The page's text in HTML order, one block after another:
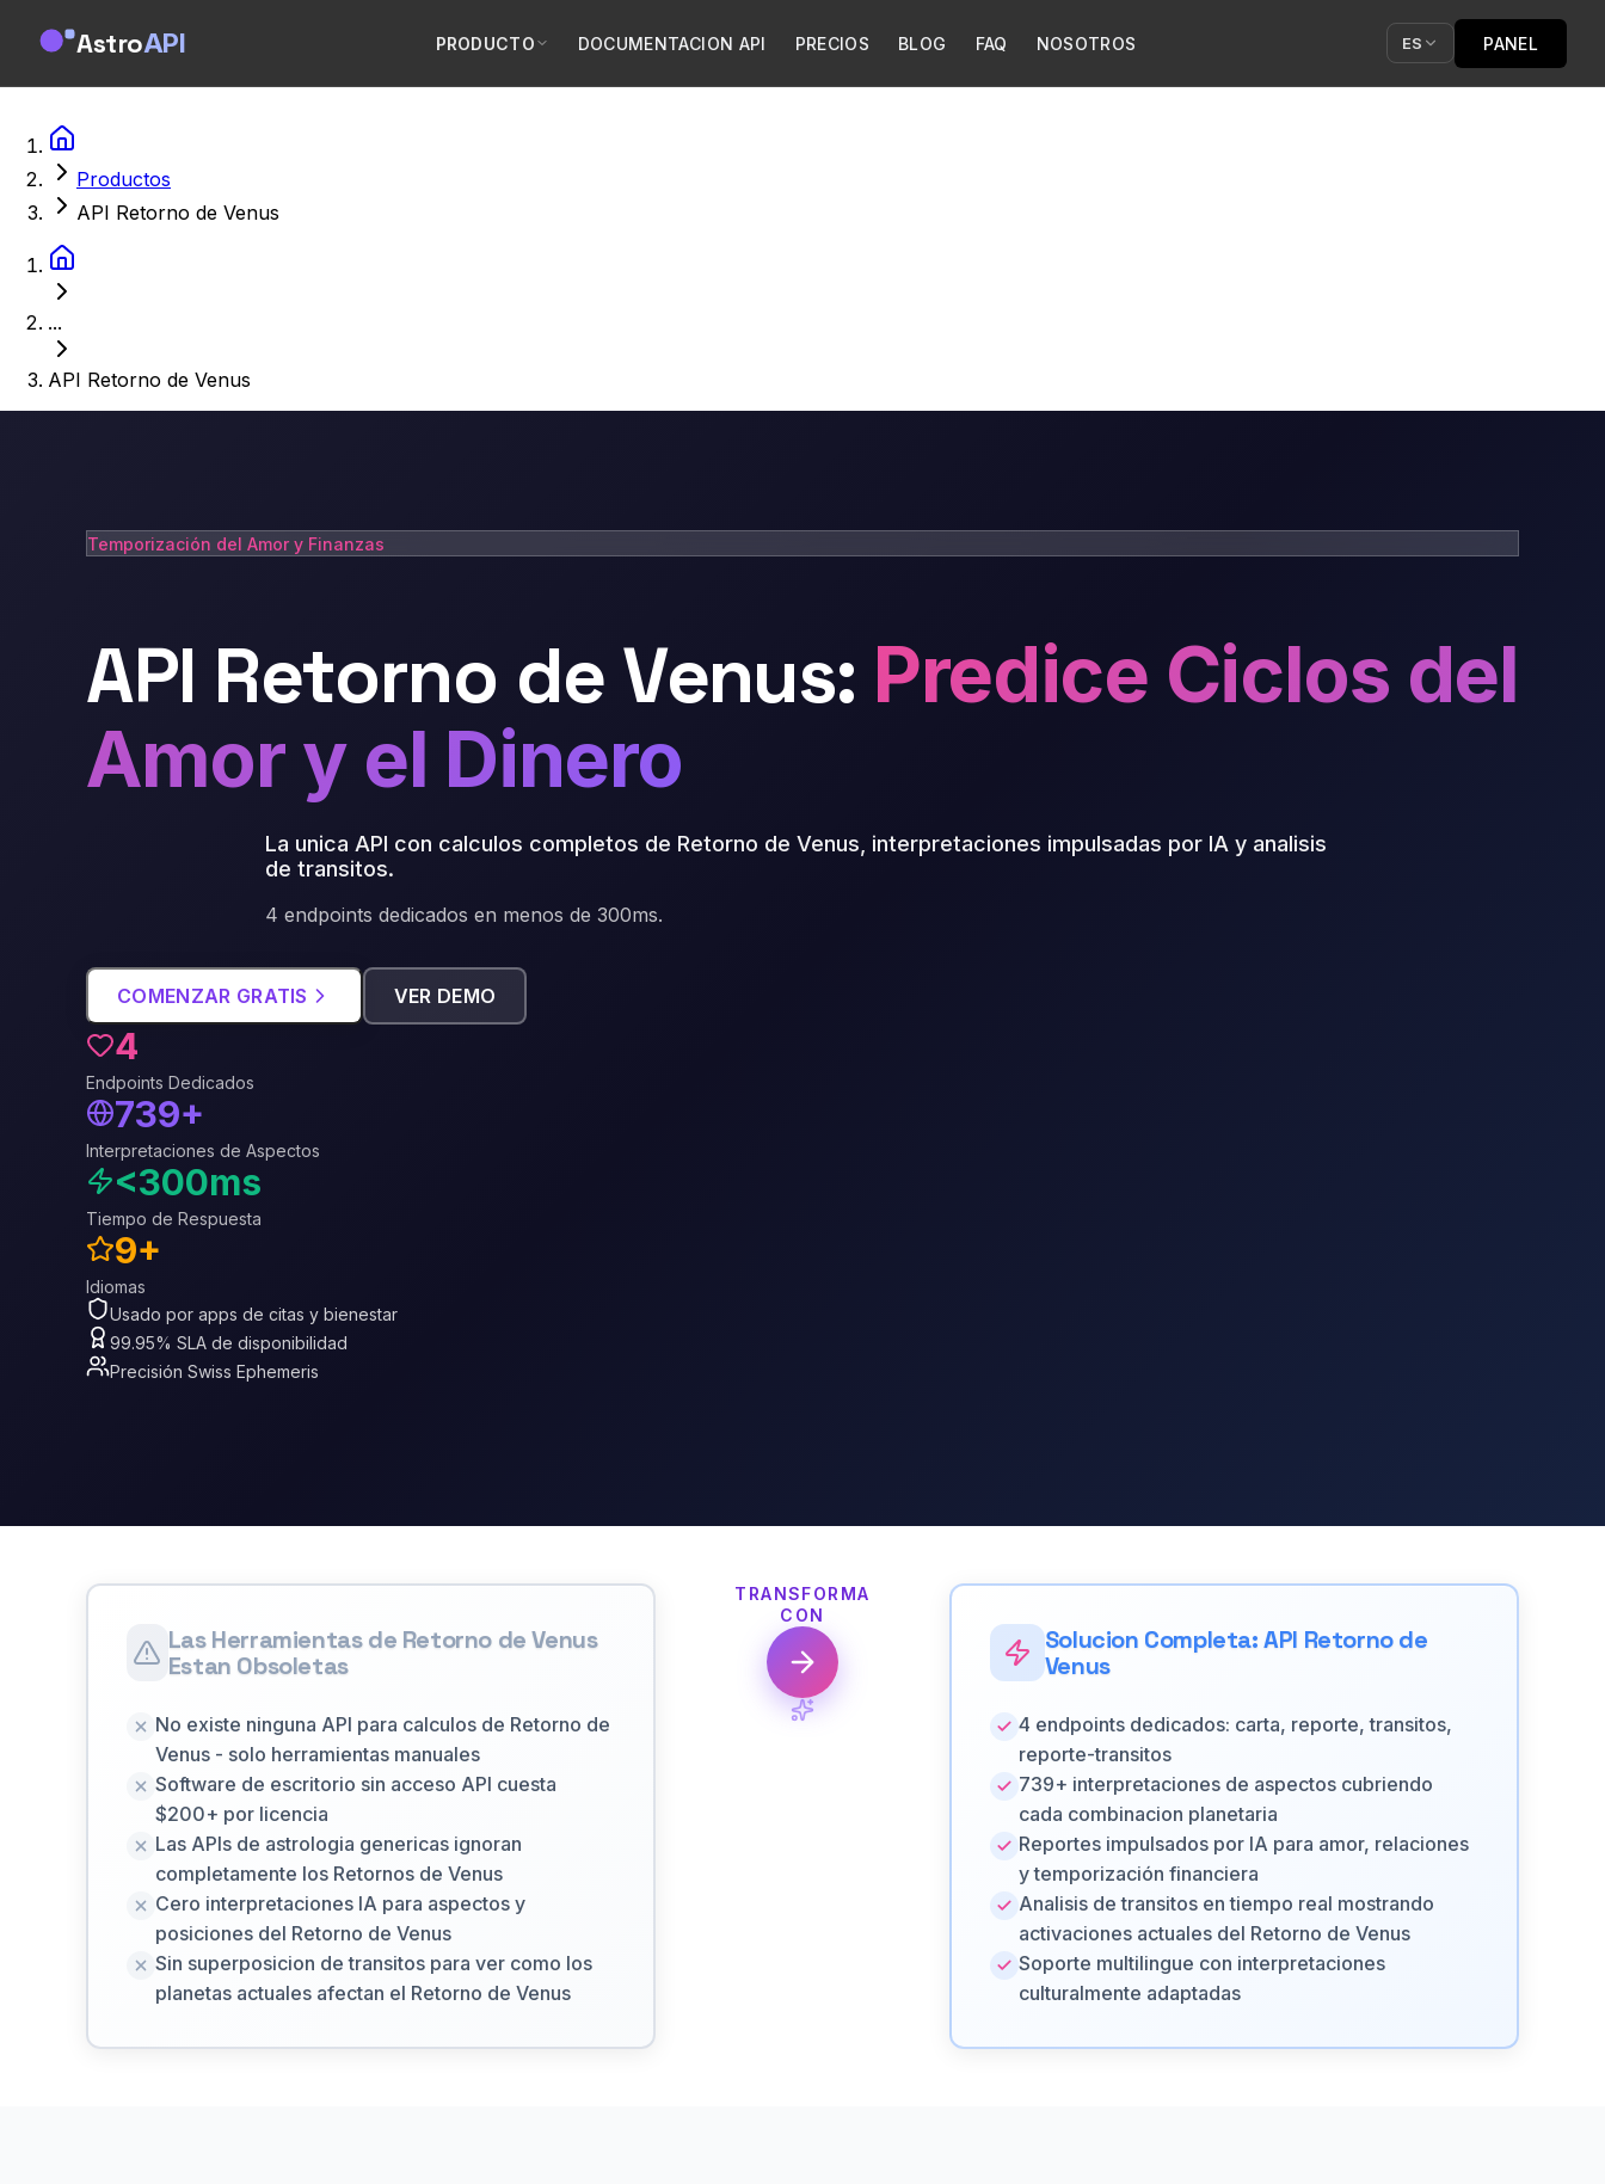
AstroAPI PRODUCTO DOCUMENTACION API PRECIOS BLOG FAQ NOSOTROS ES PANEL
Productos
API Retorno de Venus
...
API Retorno de Venus
Temporización del Amor y Finanzas
API Retorno de Venus: Predice Ciclos del
Amor y el Dinero
La unica API con calculos completos de Retorno de Venus, interpretaciones impulsadas por IA y analisis
de transitos.
4 endpoints dedicados en menos de 300ms.
COMENZAR GRATIS VER DEMO
4
Endpoints Dedicados
739+
Interpretaciones de Aspectos
<300ms
Tiempo de Respuesta
9+
Idiomas
Usado por apps de citas y bienestar
99.95% SLA de disponibilidad
Precisión Swiss Ephemeris
Las Herramientas de Retorno de Venus
Estan Obsoletas
No existe ninguna API para calculos de Retorno de
Venus - solo herramientas manuales
Software de escritorio sin acceso API cuesta
$200+ por licencia
Las APIs de astrologia genericas ignoran
completamente los Retornos de Venus
Cero interpretaciones IA para aspectos y
posiciones del Retorno de Venus
Sin superposicion de transitos para ver como los
planetas actuales afectan el Retorno de Venus
TRANSFORMA
CON
Solucion Completa: API Retorno de
Venus
4 endpoints dedicados: carta, reporte, transitos,
reporte-transitos
739+ interpretaciones de aspectos cubriendo
cada combinacion planetaria
Reportes impulsados por IA para amor, relaciones
y temporización financiera
Analisis de transitos en tiempo real mostrando
activaciones actuales del Retorno de Venus
Soporte multilingue con interpretaciones
culturalmente adaptadas